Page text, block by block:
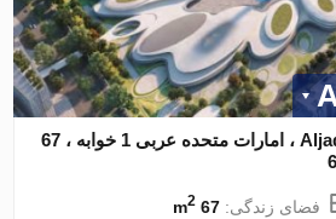
آپارتمان در Aljada، Sharjah ، امارات متحده عربی 1 خوابه ، 67
فضای زندگی:67 m
2